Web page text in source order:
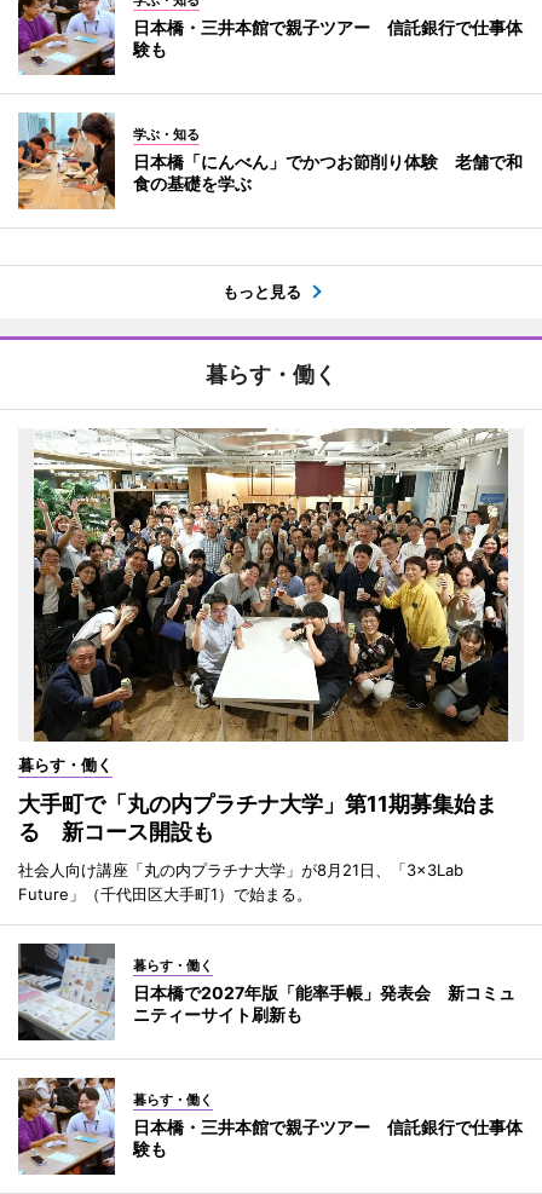
日本橋・三井本館で親子ツアー 信託銀行で仕事体
験も
学ぶ・知る
日本橋「にんべん」でかつお節削り体験 老舗で和
食の基礎を学ぶ
もっと見る
暮らす・働く
暮らす・働く
大手町で「丸の内プラチナ大学」第11期募集始ま
る 新コース開設も
社会人向け講座「丸の内プラチナ大学」が8月21日、「3×3Lab
Future」（千代田区大手町1）で始まる。
暮らす・働く
日本橋で2027年版「能率手帳」発表会 新コミュ
ニティーサイト刷新も
暮らす・働く
日本橋・三井本館で親子ツアー 信託銀行で仕事体
験も